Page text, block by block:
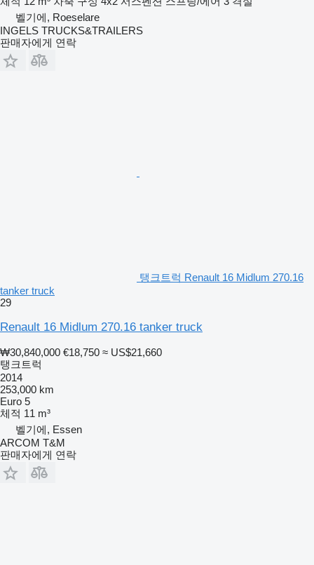
벨기에, Roeselare
INGELS TRUCKS&TRAILERS
판매자에게 연락
탱크트럭 Renault 16 Midlum 270.16
tanker truck
29
Renault 16 Midlum 270.16 tanker truck
₩30,840,000 €18,750 ≈ US$21,660
탱크트럭
2014
253,000 km
Euro 5
체적 11 m³
벨기에, Essen
ARCOM T&M
판매자에게 연락